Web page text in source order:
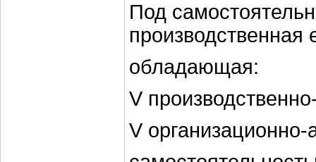
Под
производственная
обладающая:
V
V